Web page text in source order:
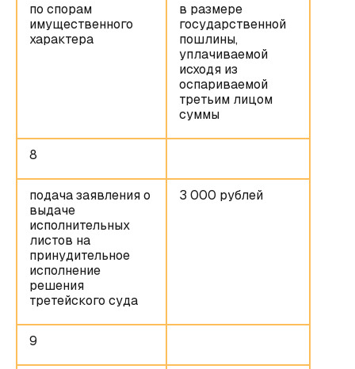
по спорам
имущественного
характера
в размере
государственной
пошлины,
уплачиваемой
исходя из
оспариваемой
третьим лицом
суммы
8
подача заявления о
выдаче
исполнительных
листов на
принудительное
исполнение
решения
третейского суда
3 000 рублей
9